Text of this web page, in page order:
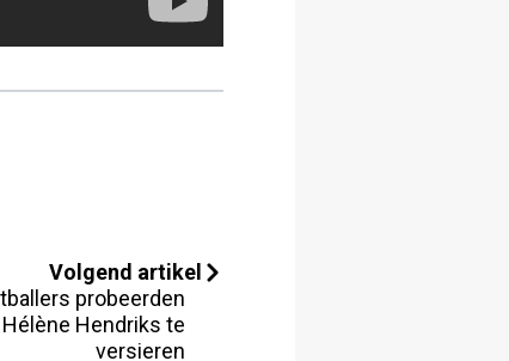
Volgend artikel
probeerden
Hendriks te
versieren